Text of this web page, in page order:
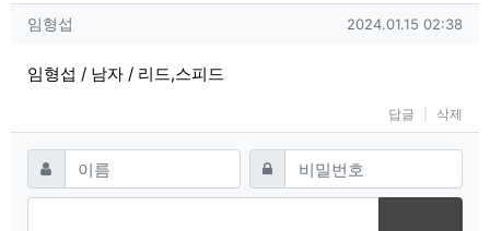
임형섭님의 댓글
임형섭 작성일
2024.01.15 02:38
임형섭 / 남자 / 리드,스피드
답글 삭제
댓글쓰기
이름 필수 비밀번호필수